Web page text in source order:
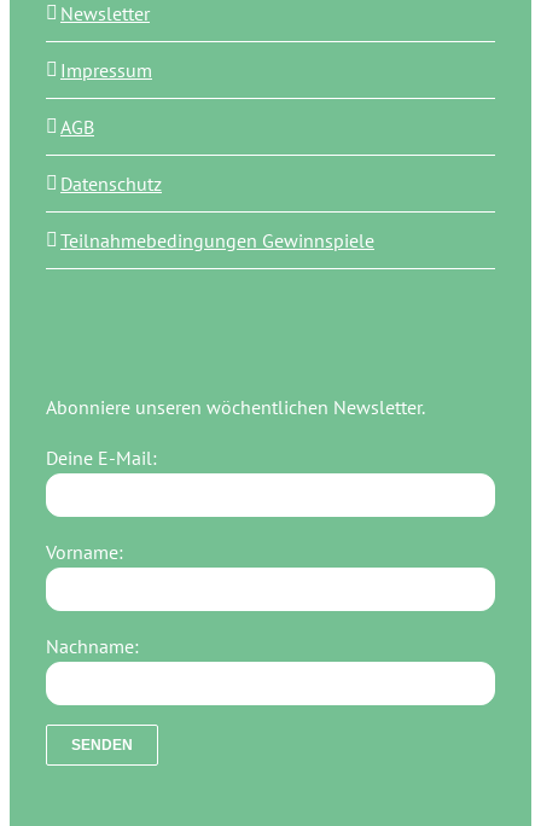
Newsletter
Impressum
AGB
Datenschutz
Teilnahmebedingungen Gewinnspiele
Abonniere unseren wöchentlichen Newsletter.
Deine E-Mail:
Vorname:
Nachname: